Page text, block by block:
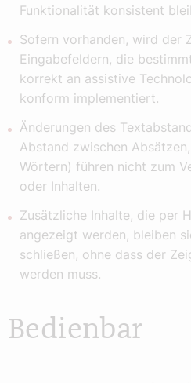
Funktionalität konsistent
Sofern vorhanden, wird der
Eingabefeldern, die
korrekt an assistive
konform implementiert.
Änderungen des
Abstand zwischen
Wörtern) führen nicht zum
oder Inhalten.
Zusätzliche Inhalte, die per
angezeigt werden, bleiben
schließen, ohne dass der
werden muss.
Bedienbar